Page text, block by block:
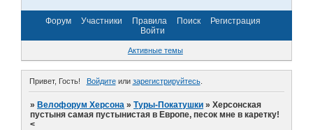
Форум Участники Правила Поиск
Регистрация
Войти
Активные темы
Привет, Гость! Войдитеили зарегистрируйтесь.
»Велофорум Херсона »Туры-Покатушки »Херсонская
пустыня самая пустынистая в Европе, песок мне в каретку!
<